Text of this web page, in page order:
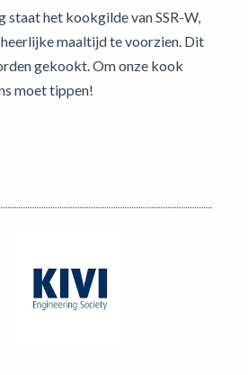
staat het kookgilde van SSR-W,
heerlijke maaltijd te voorzien. Dit
gekookt. Om onze kook
moet tippen!